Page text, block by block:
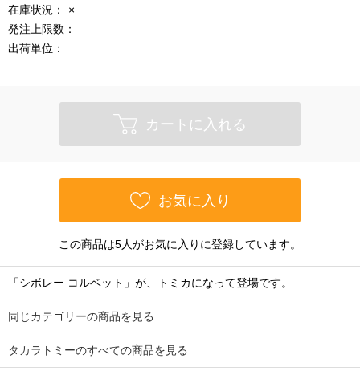
在庫状況：
×
発注上限数：
出荷単位：
カートに入れる
お気に入り
この商品は5人がお気に入りに登録しています。
「シボレー コルベット」が、トミカになって登場です。
同じカテゴリーの商品を見る
タカラトミーのすべての商品を見る